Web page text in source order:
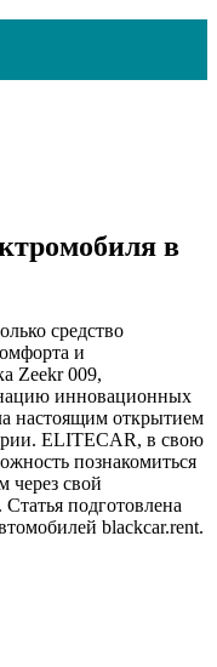
в
средство
и
Zeekr 009,
инновационных
настоящим открытием
ELITECAR, в свою
познакомиться
через свой
подготовлена
blackcar.rent.